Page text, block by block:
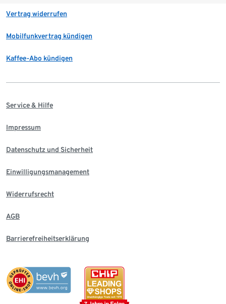
Vertrag widerrufen
Mobilfunkvertrag kündigen
Kaffee-Abo kündigen
Service & Hilfe
Impressum
Datenschutz und Sicherheit
Einwilligungsmanagement
Widerrufsrecht
AGB
Barrierefreiheitserklärung